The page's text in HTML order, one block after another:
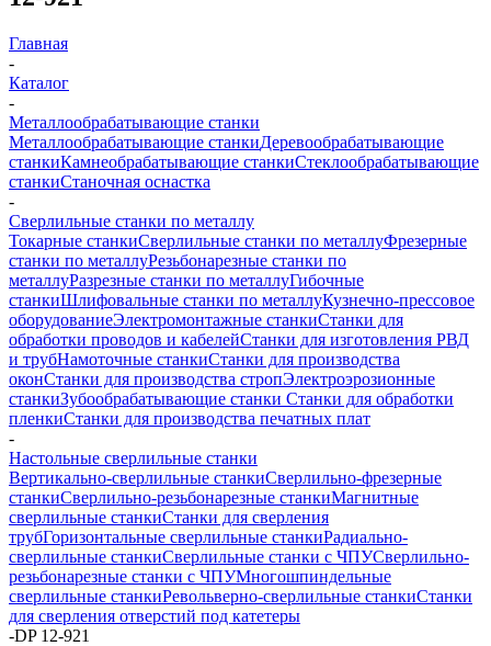
Главная
-
Каталог
-
Металлообрабатывающие станки
Металлообрабатывающие станкиДеревообрабатывающие
станкиКамнеобрабатывающие станкиСтеклообрабатывающие
станкиСтаночная оснастка
-
Сверлильные станки по металлу
Токарные станкиСверлильные станки по металлуФрезерные
станки по металлуРезьбонарезные станки по
металлуРазрезные станки по металлуГибочные
станкиШлифовальные станки по металлуКузнечно-прессовое
оборудованиеЭлектромонтажные станкиСтанки для
обработки проводов и кабелейСтанки для изготовления РВД
и трубНамоточные станкиСтанки для производства
оконСтанки для производства стропЭлектроэрозионные
станкиЗубообрабатывающие станки Станки для обработки
пленкиСтанки для производства печатных плат
-
Настольные сверлильные станки
Вертикально-сверлильные станкиСверлильно-фрезерные
станкиСверлильно-резьбонарезные станкиМагнитные
сверлильные станкиСтанки для сверления
трубГоризонтальные сверлильные станкиРадиально-
сверлильные станкиСверлильные станки с ЧПУСверлильно-
резьбонарезные станки с ЧПУМногошпиндельные
сверлильные станкиРевольверно-сверлильные станкиСтанки
для сверления отверстий под катетеры
-DP 12-921